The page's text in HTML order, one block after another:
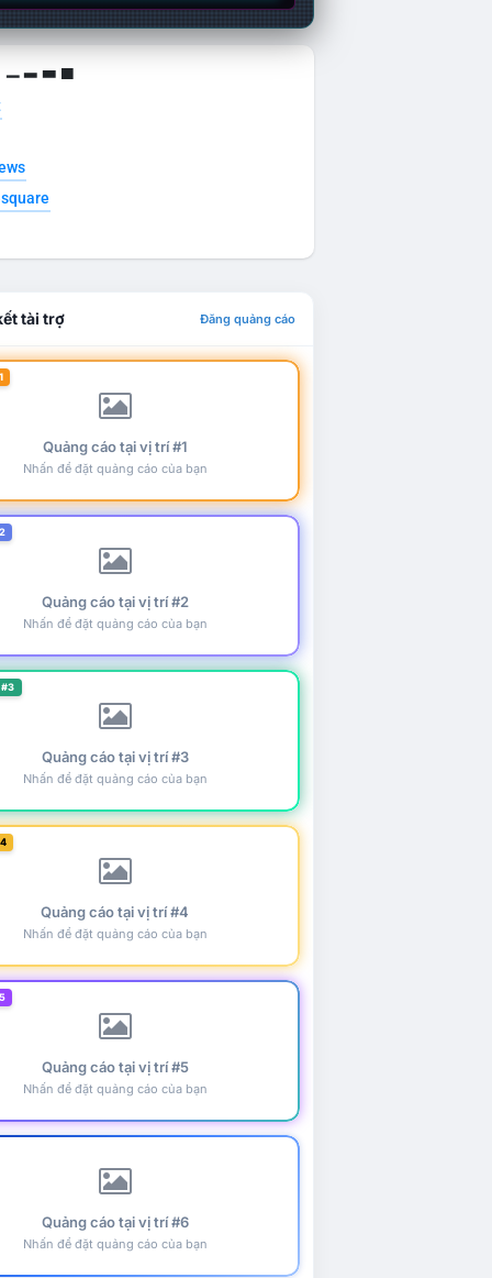
▁ ▂ ▃ ▄
tài trợ Đăng quảng cáo
Quảng cáo tại vị trí #1
Nhấn để đặt quảng cáo của bạn
Quảng cáo tại vị trí #2
Nhấn để đặt quảng cáo của bạn
Quảng cáo tại vị trí #3
Nhấn để đặt quảng cáo của bạn
Quảng cáo tại vị trí #4
Nhấn để đặt quảng cáo của bạn
Quảng cáo tại vị trí #5
Nhấn để đặt quảng cáo của bạn
Quảng cáo tại vị trí #6
Nhấn để đặt quảng cáo của bạn